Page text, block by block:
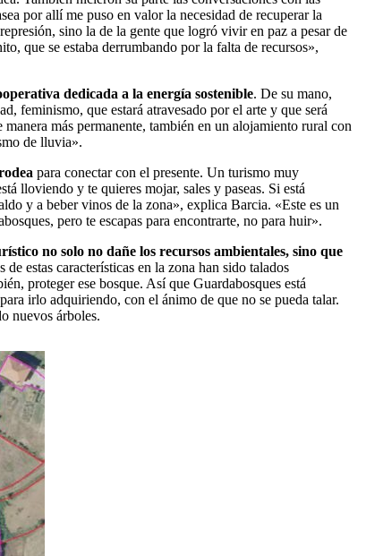
por allí me puso en valor la necesidad de recuperar la
sino la de la gente que logró vivir en paz a pesar de
que se estaba derrumbando por la falta de recursos»,
dedicada a la energía sostenible. De su mano,
feminismo, que estará atravesado por el arte y que será
más permanente, también en un alojamiento rural con
de lluvia».
para conectar con el presente. Un turismo muy
lloviendo y te quieres mojar, sales y paseas. Si está
y a beber vinos de la zona», explica Barcia. «Este es un
pero te escapas para encontrarte, no para huir».
no solo no dañe los recursos ambientales, sino que
estas características en la zona han sido talados
proteger ese bosque. Así que Guardabosques está
irlo adquiriendo, con el ánimo de que no se pueda talar.
nuevos árboles.